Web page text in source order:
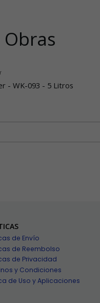
- WK-093 - 5 Litros
de Envío
de Reembolso
de Privacidad
y Condiciones
de Uso y Aplicaciones